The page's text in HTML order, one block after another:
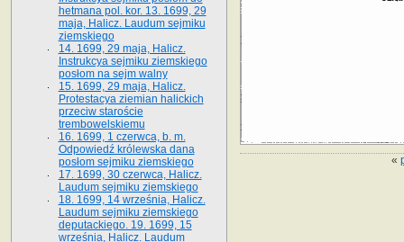
«
hetmana pol. kor. 13. 1699, 29
maja, Halicz. Laudum sejmiku
ziemskiego
14. 1699, 29 maja, Halicz.
Instrukcya sejmiku ziemskiego
posłom na sejm walny
15. 1699, 29 maja, Halicz.
Protestacya ziemian halickich
przeciw staroście
trembowelskiemu
16. 1699, 1 czerwca, b. m.
Odpowiedź królewska dana
posłom sejmiku ziemskiego
17. 1699, 30 czerwca, Halicz.
Laudum sejmiku ziemskiego
18. 1699, 14 września, Halicz.
Laudum sejmiku ziemskiego
deputackiego. 19. 1699, 15
września, Halicz. Laudum